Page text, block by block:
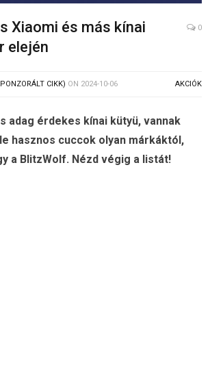
Xiaomi és más kínai
elején
0
CIKK) ON 2024-10-06 AKCIÓK
adag érdekes kínai kütyü, vannak
hasznos cuccok olyan márkáktól,
a BlitzWolf. Nézd végig a listát!